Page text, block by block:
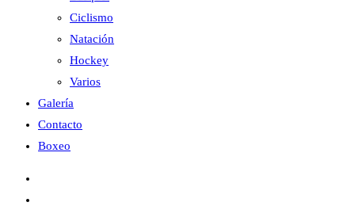
Ciclismo
Natación
Hockey
Varios
Galería
Contacto
Boxeo